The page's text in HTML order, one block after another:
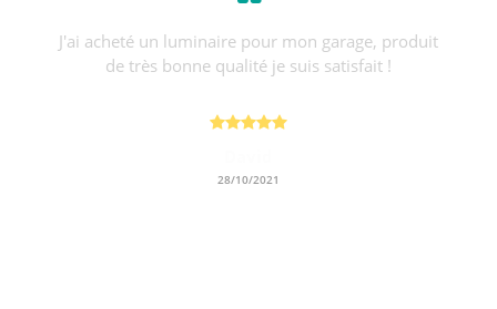
J'ai acheté un luminaire pour mon garage, produit
de très bonne qualité je suis satisfait !
28/10/2021